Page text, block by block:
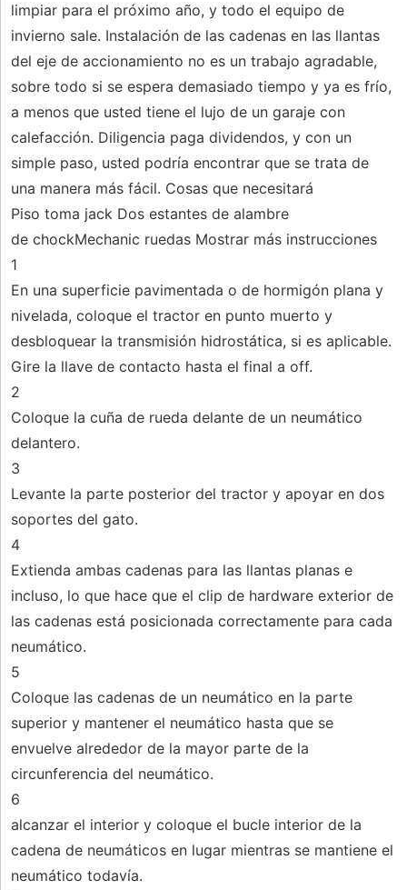
limpiar para el próximo año, y todo el equipo de
invierno sale. Instalación de las cadenas en las llantas
del eje de accionamiento no es un trabajo agradable,
sobre todo si se espera demasiado tiempo y ya es frío,
a menos que usted tiene el lujo de un garaje con
calefacción. Diligencia paga dividendos, y con un
simple paso, usted podría encontrar que se trata de
una manera más fácil. Cosas que necesitará
Piso toma jack Dos estantes de alambre
de chockMechanic ruedas Mostrar más instrucciones
1
En una superficie pavimentada o de hormigón plana y
nivelada, coloque el tractor en punto muerto y
desbloquear la transmisión hidrostática, si es aplicable.
Gire la llave de contacto hasta el final a off.
2
Coloque la cuña de rueda delante de un neumático
delantero.
3
Levante la parte posterior del tractor y apoyar en dos
soportes del gato.
4
Extienda ambas cadenas para las llantas planas e
incluso, lo que hace que el clip de hardware exterior de
las cadenas está posicionada correctamente para cada
neumático.
5
Coloque las cadenas de un neumático en la parte
superior y mantener el neumático hasta que se
envuelve alrededor de la mayor parte de la
circunferencia del neumático.
6
alcanzar el interior y coloque el bucle interior de la
cadena de neumáticos en lugar mientras se mantiene el
neumático todavía.